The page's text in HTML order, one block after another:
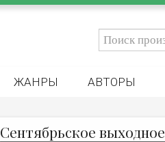
ЖАНРЫ АВТОРЫ
Сентябрьское выходное